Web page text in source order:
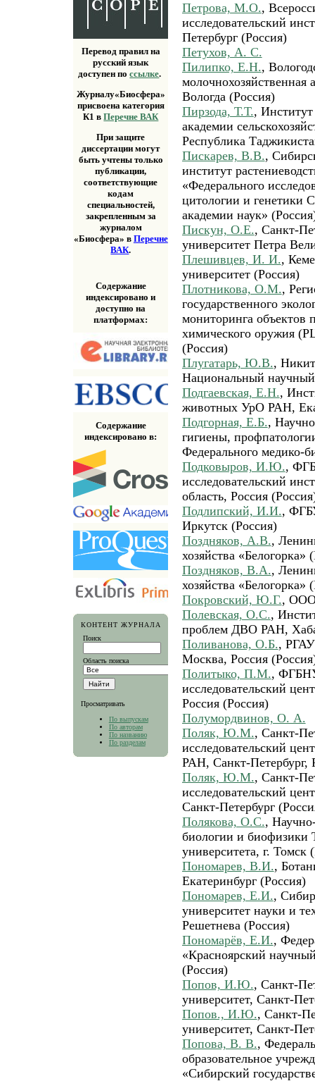
Перевод правил на
русский язык
доступен поссылке.
Журналу«Биосфера»
присвоена категория
К1 вПеречне ВАК
При защите
диссертации могут
быть учтены только
публикации,
соответствующие
кодам
специальностей,
закрепленным за
журналом
«Биосфера» в Перечне
ВАК.
Содержание
индексировано и
доступно на
платформах:
Содержание
индексировано в:
КОНТЕНТ ЖУРНАЛА
Поиск
Область поиска
Просматривать
По выпускам
По авторам
По названию
По разделам
Петрова, М.О.,
исследовательский
Петербург (Россия)
Петухов, А. С.
Пилипко, Е.Н.,
Вологда (Россия)
Пирзода, Т.Т.,
академии
Республика
Пискарев, В.В.,
институт
«Федерального
цитологии и генетики
академии наук»
Пискун, О.Е., Санкт-
университет Петра
Плешивцев, И. И.,
университет (Россия)
Плотникова, О.М.,
государственного
мониторинга
химического оружия
(Россия)
Плугатарь, Ю.В.,
Национальный
Подгаевская, Е.Н.,
животных УрО РАН,
Подгорная, Е.Б.,
гигиены,
Федерального медико-
Подковыров, И.Ю.,
исследовательский
область, Россия
Подлипский, И.И.,
Иркутск (Россия)
Поздняков, А.В.,
хозяйства «Белогорка»
Поздняков, В.А.,
хозяйства «Белогорка»
Покровский, Ю.Г., ООО
Полевская, О.С.,
проблем ДВО РАН,
Поливанова, О.Б.,
Москва, Россия
Политыко, П.М.,
исследовательский
Россия (Россия)
Полумордвинов, О. А.
Поляк, Ю.М., Санкт-
исследовательский
РАН, Санкт-Петербург,
Поляк, Ю.М., Санкт-
исследовательский
Санкт-Петербург
Полякова, О.С.,
биологии и биофизики
университета, г. Томск
Пономарев, В.И.,
Екатеринбург (Россия)
Пономарев, Е.И.,
университет науки и
Решетнева (Россия)
Пономарёв, Е.И.,
«Красноярский
(Россия)
Попов, И.Ю., Санкт-
университет, Санкт-
Попов., И.Ю., Санкт-
университет, Санкт-
Попова, В. В.,
образовательное
«Сибирский